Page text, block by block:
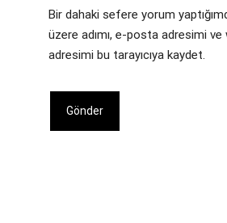
Bir dahaki sefere yorum
üzere adımı, e-posta adresimi
adresimi bu tarayıcıya kaydet.